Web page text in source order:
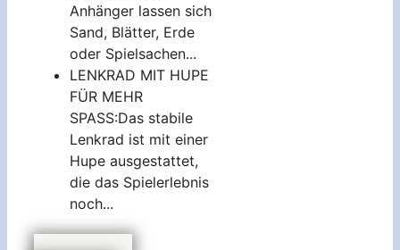
Anhänger lassen sich
Sand, Blätter, Erde
oder Spielsachen...
LENKRAD MIT HUPE
FÜR MEHR
SPASS:Das stabile
Lenkrad ist mit einer
Hupe ausgestattet,
die das Spielerlebnis
noch...
79,99 EUR